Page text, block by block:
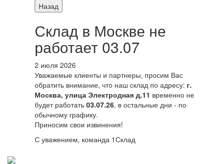
Назад
Склад в Москве не
работает 03.07
2 июля 2026
Уважаемые клиенты и партнеры, просим Вас
обратить внимание, что наш склад по адресу: г.
Москва, улица Электродная д.11 временно не
будет работать 03.07.26, в остальные дни - по
обычному графику.
Приносим свои извинения!
С уважением, команда 1Склад